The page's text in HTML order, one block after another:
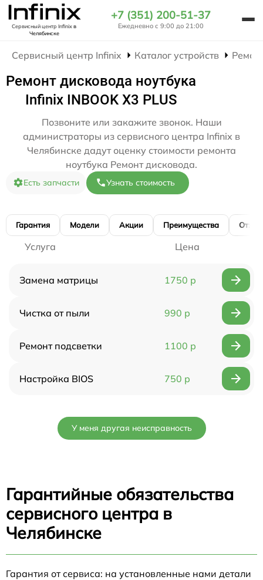
Сервисный центр Infinixв
Челябинске
+7 (351) 200-51-37
Ежедневно с 9:00 до 21:00
Сервисный центр Infinix Каталог устройств
Ремонт дисковода ноутбука
Infinix INBOOK X3 PLUS
Позвоните или закажите звонок. Наши
администраторы из сервисного центра Infinix в
Челябинске дадут оценку стоимости ремонта
ноутбука Ремонт дисковода.
Есть запчасти Узнать стоимость
Гарантия Модели Акции Преимущества
Услуга Цена
Замена матрицы 1750 р
Чистка от пыли 990 р
Ремонт подсветки 1100 р
Настройка BIOS 750 р
У меня другая неисправность
Гарантийные обязательства
сервисного центра в
Челябинске
Гарантия от сервиса: на установленные нами детали